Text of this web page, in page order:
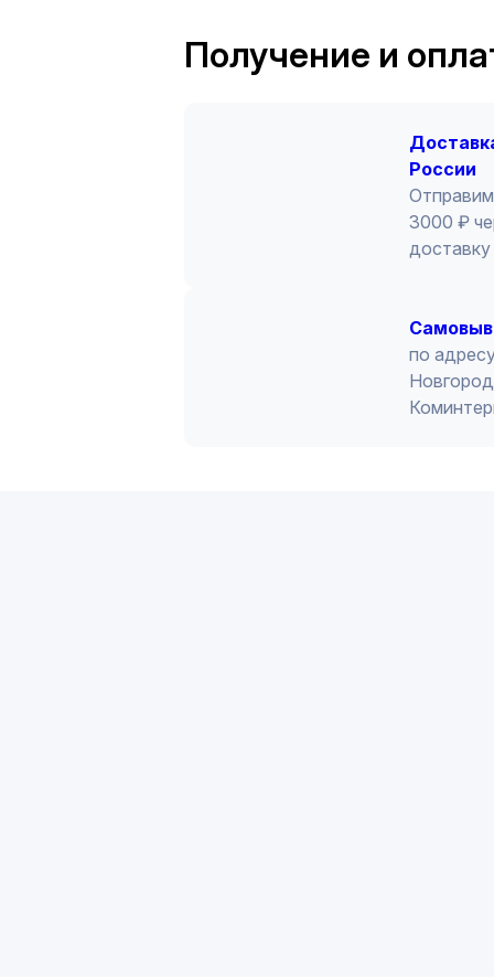
Получение и
России
3000 ₽
по